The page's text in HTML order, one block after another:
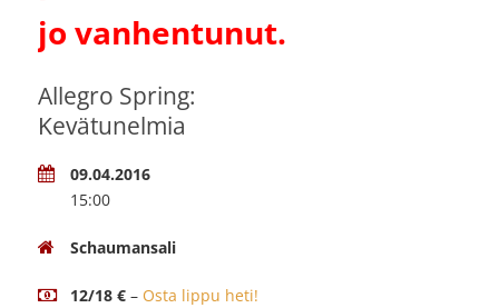
jo vanhentunut.
Allegro Spring:
Kevätunelmia
09.04.2016
15:00
Schaumansali
12/18 € – Osta lippu heti!